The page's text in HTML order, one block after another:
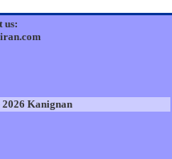
us:
Kanignan